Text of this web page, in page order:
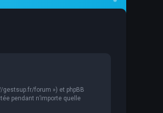
gestsup.fr/forum ») et phpBB
pendant n’importe quelle